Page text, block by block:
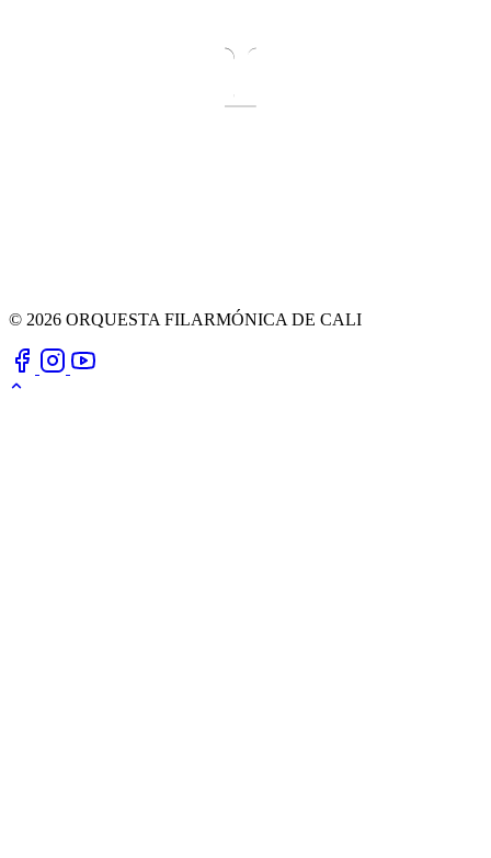
© 2026 ORQUESTA FILARMÓNICA DE CALI